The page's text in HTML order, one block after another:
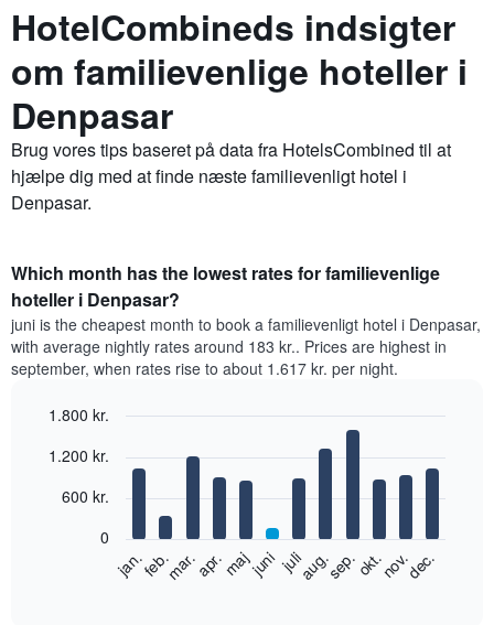
HotelCombineds indsigter
om familievenlige hoteller i
Denpasar
Brug vores tips baseret på data fra HotelsCombined til at
hjælpe dig med at finde næste familievenligt hotel i
Denpasar.
Which month has the lowest rates for familievenlige
hoteller i Denpasar?
juni is the cheapest month to book a familievenligt hotel i Denpasar,
with average nightly rates around 183 kr.. Prices are highest in
september, when rates rise to about 1.617 kr. per night.
chart
graphic.
jan.feb.mar.apr.majjunijuliaug.sep.okt.nov.dec.
0
600 kr.
1.200 kr.
1.800 kr.